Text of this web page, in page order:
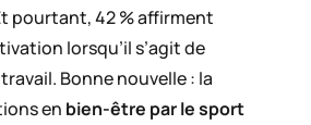
pourtant, 42 % affirment
lorsqu’il s’agit de
Bonne nouvelle : la
en bien-être par le sport